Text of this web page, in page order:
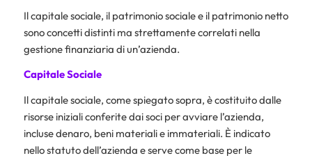
Il capitale sociale, il patrimonio sociale e il patrimonio netto
sono concetti distinti ma strettamente correlati nella
gestione finanziaria di un’azienda.
Capitale Sociale
Il capitale sociale, come spiegato sopra, è costituito dalle
risorse iniziali conferite dai soci per avviare l’azienda,
incluse denaro, beni materiali e immateriali. È indicato
nello statuto dell’azienda e serve come base per le